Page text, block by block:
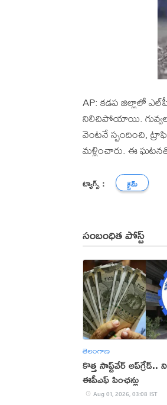
AP: కడప జిల్లాలో
నిలిచిపోయాయి. గువ్వల
వెంటనే స్పందించి,
మళ్లించారు. ఈ
ట్యాగ్స్ : క్రైమ్
సంబంధిత పోస్ట్
తెలంగాణ
కొత్త సాఫ్ట్‌వేర్‌ అప్‌గ్రేడ్‌..
ఈపీఎఫ్‌ పింఛన్లు
Aug 01, 2026, 03:08 IST